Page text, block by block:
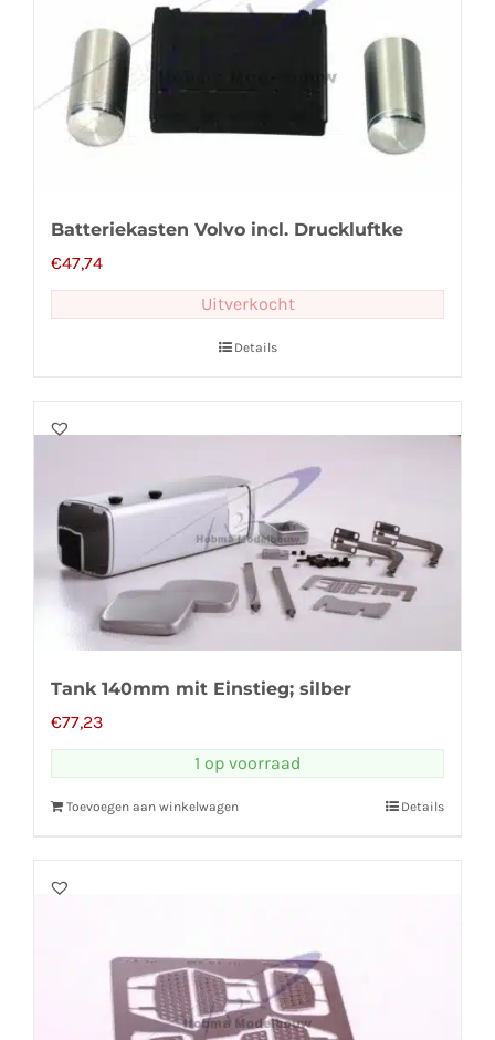
Batteriekasten Volvo incl. Druckluftke
€47,74
Uitverkocht
Details
Tank 140mm mit Einstieg; silber
€77,23
1 op voorraad
Toevoegen aan winkelwagen Details